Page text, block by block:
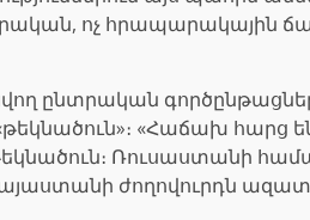
ոչ հրապարակային
ընտրական
«թեկնածուն»։ «Հաճախ
Ռուսաստանի
ժողովուրդն